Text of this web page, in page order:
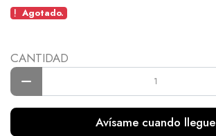
Agotado.
CANTIDAD
Avísame cuando llegue